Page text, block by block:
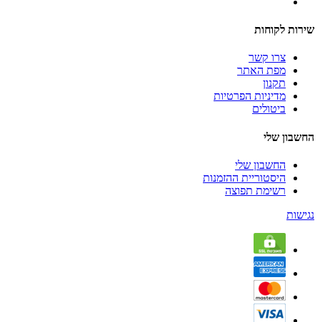
שירות לקוחות
צרו קשר
מפת האתר
תקנון
מדיניות הפרטיות
ביטולים
החשבון שלי
החשבון שלי
היסטוריית ההזמנות
רשימת תפוצה
נגישות